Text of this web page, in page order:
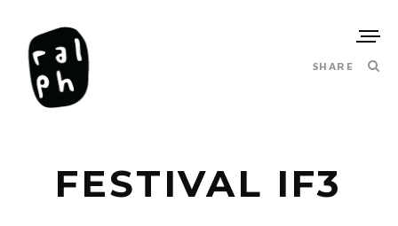
SHARE
FESTIVAL IF3